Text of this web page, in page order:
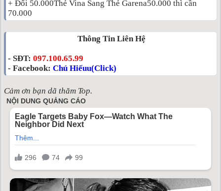
+ Đổi 50.000Thẻ Vina Sang Thẻ Garena50.000 thì cần
70.000
Thông Tin Liên Hệ
- SĐT: 097.100.65.99
- Facebook: Chú Hiếuu(Click)
Cảm ơn bạn dã thăm Top.